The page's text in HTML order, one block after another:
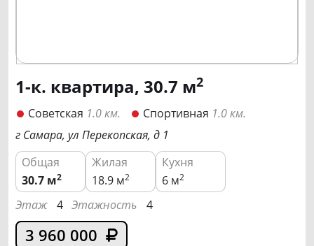
1-к. квартира, 30.7 м2
Советская 1.0 км. Спортивная 1.0 км.
г Самара, ул Перекопская, д 1
Общая
Жилая
Кухня
30.7 м2 18.9 м2 6 м2
Этаж 4 Этажность 4
3 960 000